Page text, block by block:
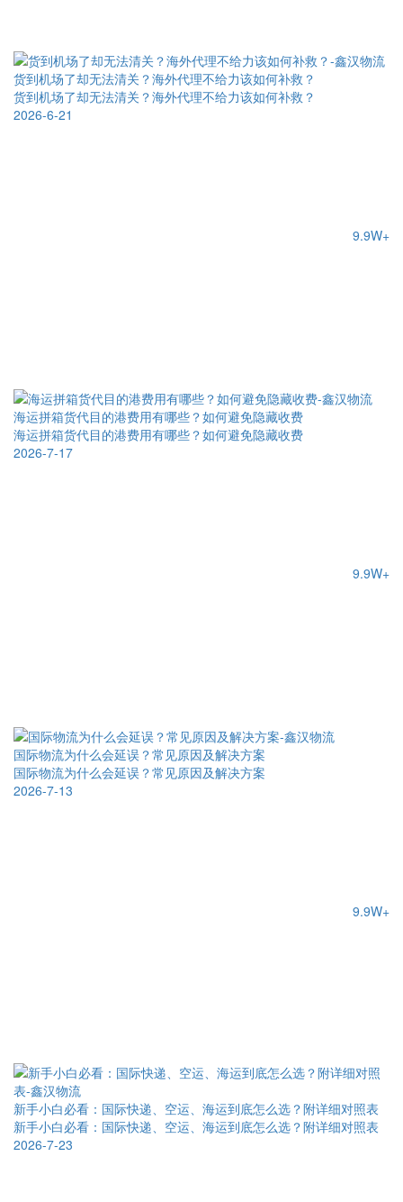
货到机场了却无法清关？海外代理不给力该如何补救？
货到机场了却无法清关？海外代理不给力该如何补救？
2026-6-21
9.9W+
海运拼箱货代目的港费用有哪些？如何避免隐藏收费
海运拼箱货代目的港费用有哪些？如何避免隐藏收费
2026-7-17
9.9W+
国际物流为什么会延误？常见原因及解决方案
国际物流为什么会延误？常见原因及解决方案
2026-7-13
9.9W+
新手小白必看：国际快递、空运、海运到底怎么选？附详细对照表
新手小白必看：国际快递、空运、海运到底怎么选？附详细对照表
2026-7-23